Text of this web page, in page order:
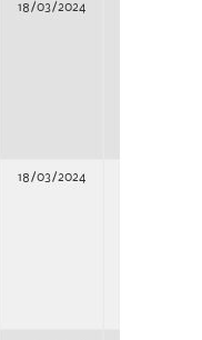
18/03/2024
18/03/2024